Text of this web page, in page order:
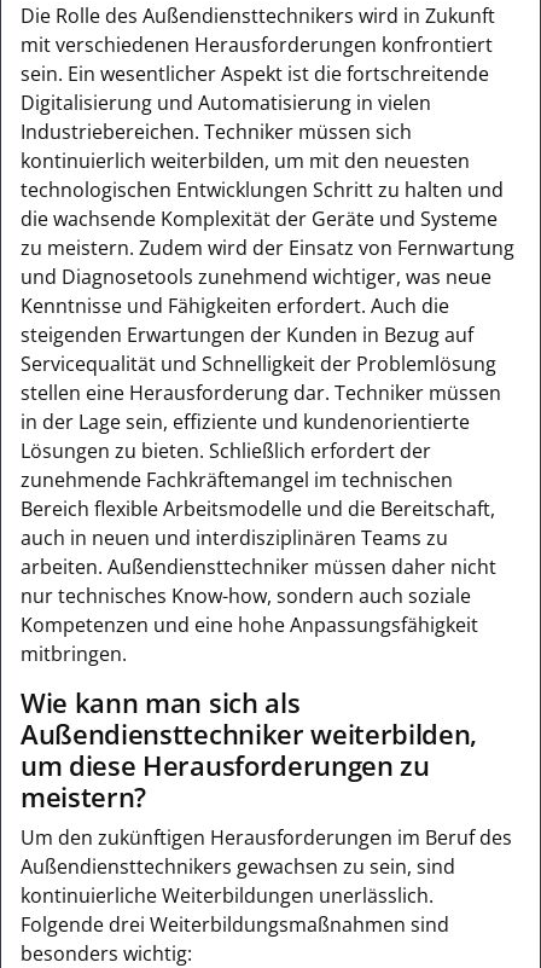
Die Rolle des Außendiensttechnikers wird in Zukunft
mit verschiedenen Herausforderungen konfrontiert
sein. Ein wesentlicher Aspekt ist die fortschreitende
Digitalisierung und Automatisierung in vielen
Industriebereichen. Techniker müssen sich
kontinuierlich weiterbilden, um mit den neuesten
technologischen Entwicklungen Schritt zu halten und
die wachsende Komplexität der Geräte und Systeme
zu meistern. Zudem wird der Einsatz von Fernwartung
und Diagnosetools zunehmend wichtiger, was neue
Kenntnisse und Fähigkeiten erfordert. Auch die
steigenden Erwartungen der Kunden in Bezug auf
Servicequalität und Schnelligkeit der Problemlösung
stellen eine Herausforderung dar. Techniker müssen
in der Lage sein, effiziente und kundenorientierte
Lösungen zu bieten. Schließlich erfordert der
zunehmende Fachkräftemangel im technischen
Bereich flexible Arbeitsmodelle und die Bereitschaft,
auch in neuen und interdisziplinären Teams zu
arbeiten. Außendiensttechniker müssen daher nicht
nur technisches Know-how, sondern auch soziale
Kompetenzen und eine hohe Anpassungsfähigkeit
mitbringen.
Wie kann man sich als
Außendiensttechniker weiterbilden,
um diese Herausforderungen zu
meistern?
Um den zukünftigen Herausforderungen im Beruf des
Außendiensttechnikers gewachsen zu sein, sind
kontinuierliche Weiterbildungen unerlässlich.
Folgende drei Weiterbildungsmaßnahmen sind
besonders wichtig: